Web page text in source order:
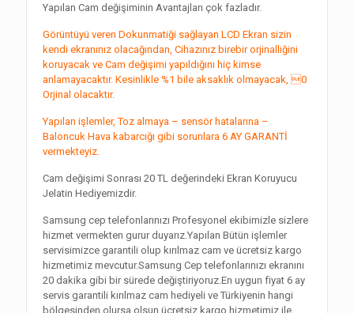
Yapılan Cam değişiminin Avantajları çok fazladır.
Görüntüyü veren Dokunmatiği sağlayan LCD Ekran sizin
kendi ekranınız olacağından, Cihazınız birebir orjinalliğini
koruyacak ve Cam değişimi yapıldığını hiç kimse
anlamayacaktır. Kesinlikle %1 bile aksaklık olmayacak, 0
Orjinal olacaktır.
Yapılan işlemler, Toz almaya – sensör hatalarına –
Baloncuk Hava kabarcığı gibi sorunlara 6 AY GARANTİ
vermekteyiz.
Cam değişimi Sonrası 20 TL değerindeki Ekran Koruyucu
Jelatin Hediyemizdir.
Samsung cep telefonlarınızı Profesyonel ekibimizle sizlere
hizmet vermekten gurur duyarız.Yapılan Bütün işlemler
servisimizce garantili olup kırılmaz cam ve ücretsiz kargo
hizmetimiz mevcutur.Samsung Cep telefonlarınızı ekranını
20 dakika gibi bir sürede değiştiriyoruz.En uygun fiyat 6 ay
servis garantili kırılmaz cam hediyeli ve Türkiyenin hangi
bölgesinden olursa olsun ücretsiz kargo hizmetimiz ile